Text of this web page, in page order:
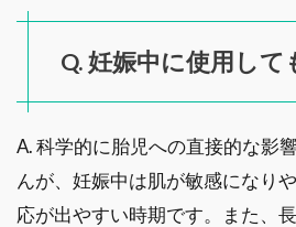
Q. 妊娠中に使用して
A. 科学的に胎児への直接的な影
んが、妊娠中は肌が敏感になり
応が出やすい時期です。また、